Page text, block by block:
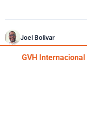
Joel Bolivar
GVH Internacional